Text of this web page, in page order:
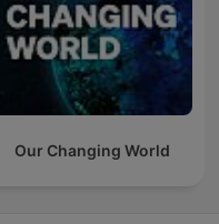
Our Changing World